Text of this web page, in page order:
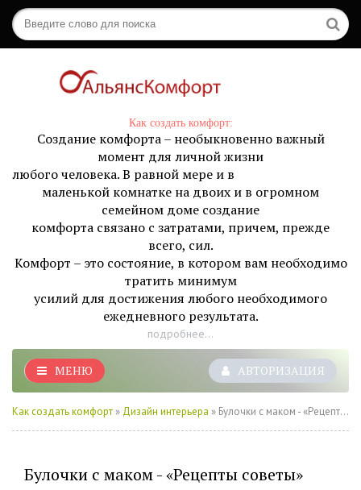
Как создать комфорт:
Создание комфорта – необыкновенно важный
момент для личной жизни
любого человека. В равной мере и в
маленькой комнатке на двоих и в огромном
семейном доме создание
комфорта связано с затратами, причем, прежде
всего, сил.
Комфорт – это состояние, в котором вам необходимо
тратить минимум
усилий для достижения любого необходимого
ежедневного результата.
подробнее...
АВТОРИЗАЦИЯ
МЕНЮ
Как создать комфорт » Дизайн интерьера » Булочки с маком - «Рецепты советы»
Булочки с маком - «Рецепты советы»